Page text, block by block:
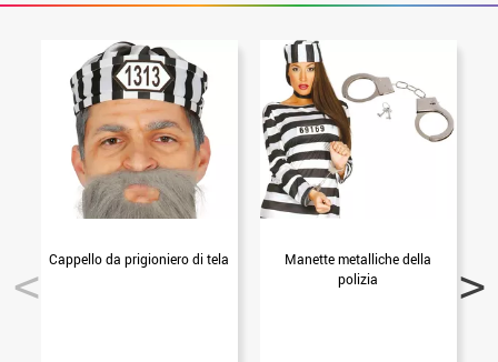
Cappello da prigioniero di tela
Manette metalliche della
polizia